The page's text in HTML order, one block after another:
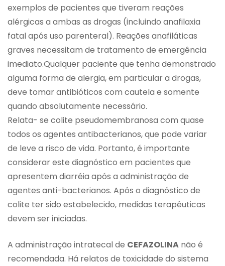
exemplos de pacientes que tiveram reações
alérgicas a ambas as drogas (incluindo anafilaxia
fatal após uso parenteral). Reações anafiláticas
graves necessitam de tratamento de emergência
imediato.Qualquer paciente que tenha demonstrado
alguma forma de alergia, em particular a drogas,
deve tomar antibióticos com cautela e somente
quando absolutamente necessário.
Relata- se colite pseudomembranosa com quase
todos os agentes antibacterianos, que pode variar
de leve a risco de vida. Portanto, é importante
considerar este diagnóstico em pacientes que
apresentem diarréia após a administração de
agentes anti-bacterianos. Após o diagnóstico de
colite ter sido estabelecido, medidas terapêuticas
devem ser iniciadas.
A administração intratecal de CEFAZOLINA não é
recomendada. Há relatos de toxicidade do sistema